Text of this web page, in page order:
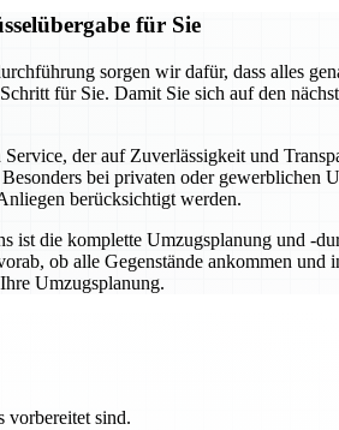
für Sie
sorgen wir dafür, dass alles
für Sie. Damit Sie sich auf den
der auf Zuverlässigkeit und
bei privaten oder gewerblichen
berücksichtigt werden.
die komplette Umzugsplanung und -
ob alle Gegenstände ankommen
Umzugsplanung.
vorbereitet sind.